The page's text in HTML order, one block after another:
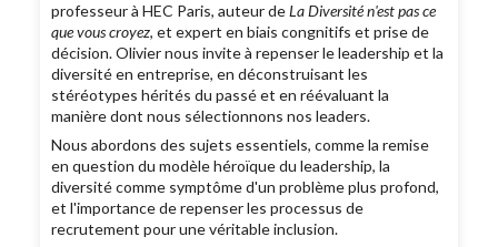
professeur à HEC Paris, auteur deLa Diversité n'est pas ce
que vous croyez, et expert en biais congnitifs et prise de
décision. Olivier nous invite à repenser le leadership et la
diversité en entreprise, en déconstruisant les
stéréotypes hérités du passé et en réévaluant la
manière dont nous sélectionnons nos leaders.
Nous abordons des sujets essentiels, comme la remise
en question du modèle héroïque du leadership, la
diversité comme symptôme d'un problème plus profond,
et l'importance de repenser les processus de
recrutement pour une véritable inclusion.